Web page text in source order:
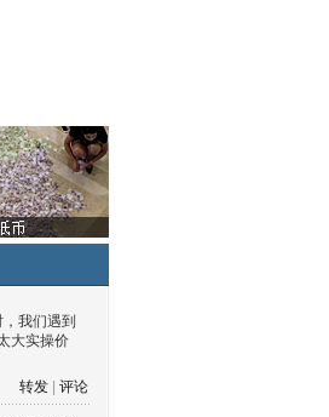
我们遇到
大实操价
转发
评论